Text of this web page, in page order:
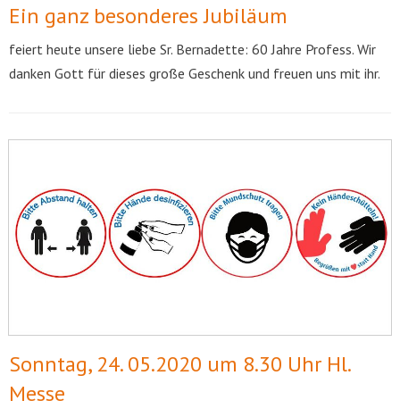
Ein ganz besonderes Jubiläum
feiert heute unsere liebe Sr. Bernadette: 60 Jahre Profess. Wir
danken Gott für dieses große Geschenk und freuen uns mit ihr.
Sonntag, 24. 05.2020 um 8.30 Uhr Hl.
Messe